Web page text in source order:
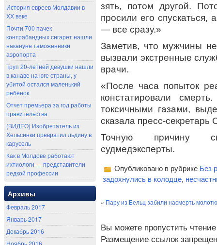
История евреев Молдавии в
XX веке
Почти 700 пачек
контрабандных сигарет нашли
накануне таможенники
аэропорта
Труп 20-летней девушки нашли
в канаве на юге страны, у
убитой остался маленький
ребёнок
Отчет премьера за год работы
правительства
(ВИДЕО) Изобретатель из
Хельсинки превратил льдину в
карусель
Как в Молдове работают
ихтиологи — представители
редкой профессии
Архивы
Февраль 2017
Январь 2017
Декабрь 2016
Ноябрь 2016
зять, потом другой.
просили его
— все сразу.»
Заметив, что мужчины
вызвали экстренные
врачи.
«После часа попыток
констатировали
токсичными газами,
сказала пресс-
Точную причину
судмедэксперты.
Опубликовано в рубрике Без
задохнулись в колодце,
« Пару из Бельц забили насмерть
Вы можете пропустить
Размещение ссылок